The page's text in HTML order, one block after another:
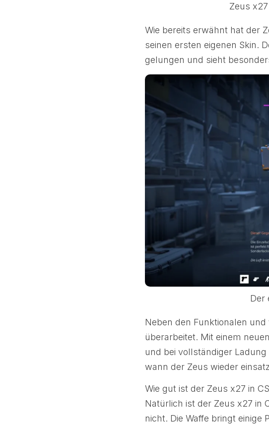
Zeus
Wie bereits erwähnt hat der
seinen ersten eigenen Skin.
gelungen und sieht
Der
Neben den Funktionalen
überarbeitet. Mit einem
und bei vollständiger
wann der Zeus wieder
Wie gut ist der Zeus x27 in
Natürlich ist der Zeus x27 in
nicht. Die Waffe bringt einige